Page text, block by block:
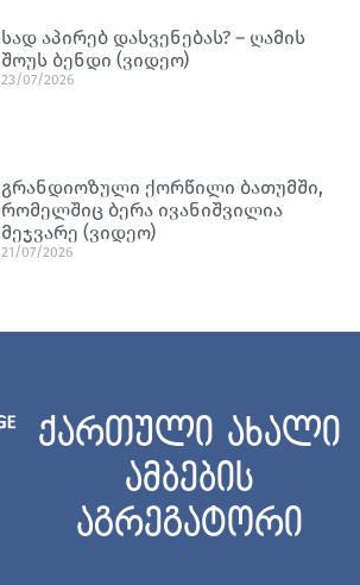
სად აპირებ დასვენებას? – ღამის
შოუს ბენდი (ვიდეო)
23/07/2026
გრანდიოზული ქორწილი ბათუმში,
რომელშიც ბერა ივანიშვილია
მეჯვარე (ვიდეო)
21/07/2026
ქართული ახალი
ამბების
აგრეგატორი